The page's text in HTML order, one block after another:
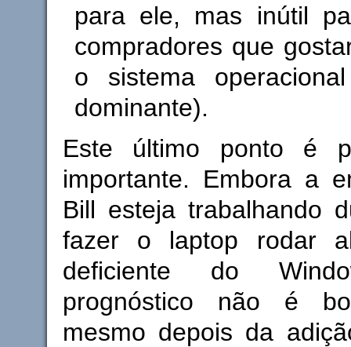
para ele, mas inútil
compradores que
o sistema
dominante).
Este último ponto é
importante. Embora a
Bill esteja trabalhando
fazer o laptop rodar
deficiente do
prognóstico não é
mesmo depois da